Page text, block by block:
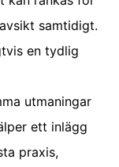
samtidigt.
en tydlig
utmaningar
ett inlägg
praxis,